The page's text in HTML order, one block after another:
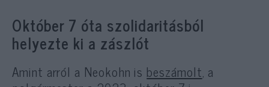
Október 7 óta szolidaritásból
helyezte ki a zászlót
Amint arról a Neokohn is beszámolt, a